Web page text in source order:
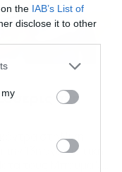
the IAB’s List of
disclose it to other
or more Google
You may click to
third-party tags to
in below Google
στη
στη Νίκη
13η αγωνιστική
τους Μπουμάλ,